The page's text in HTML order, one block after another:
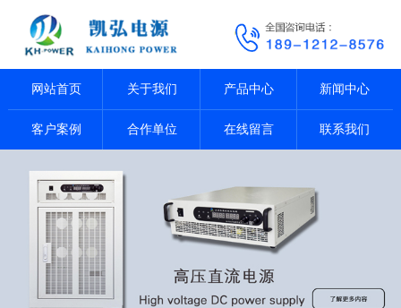
网站首页 关于我们 产品中心 新闻中心
客户案例 合作单位 在线留言 联系我们